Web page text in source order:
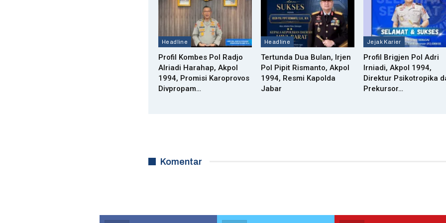
Headline
Profil Kombes Pol Radjo
Alriadi Harahap, Akpol
1994, Promisi Karoprovos
Divpropam…
Headline
Tertunda Dua Bulan, Irjen
Pol Pipit Rismanto, Akpol
1994, Resmi Kapolda
Jabar
Jejak Karier
Profil Brigjen Pol Adri
Irniadi, Akpol 1994,
Direktur Psikotropika
Prekursor…
Komentar